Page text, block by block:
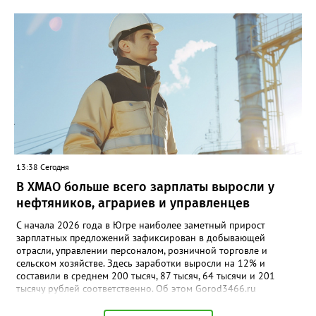
под деревьями и слабоукреплёнными конструкциями, а также
быть внимательными на дорогах из-за ухудшения видимости и
риска аквапланирования. При возникновении чрезвычайных
ситуаций немедленно звоните по единому номеру экстренных
13:38 Сегодня
В ХМАО больше всего зарплаты выросли у
нефтяников, аграриев и управленцев
С начала 2026 года в Югре наиболее заметный прирост
зарплатных предложений зафиксирован в добывающей
отрасли, управлении персоналом, розничной торговле и
сельском хозяйстве. Здесь заработки выросли на 12% и
составили в среднем 200 тысяч, 87 тысяч, 64 тысячи и 201
тысячу рублей соответственно. Об этом Gorod3466.ru